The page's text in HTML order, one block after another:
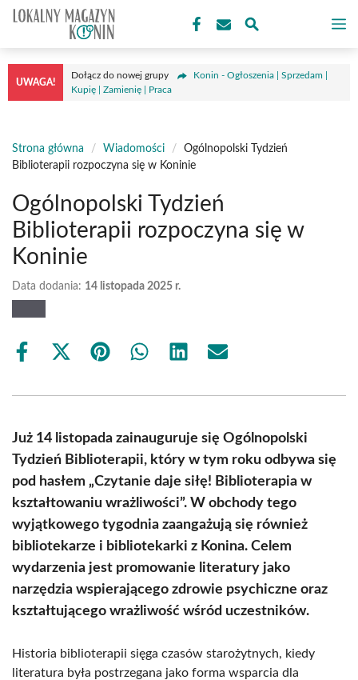
Przejdź
treści
UWAGA!
Dołącz do nowej grupy
Konin - Ogłoszenia | Sprzedam |
Kupię | Zamienię | Praca
Strona główna / Wiadomości /
Ogólnopolski Tydzień
Biblioterapii rozpoczyna się w Koninie
Ogólnopolski Tydzień
Biblioterapii rozpoczyna się w
Koninie
Data dodania: 14 listopada 2025 r.
Share
Share
(Twitter)
Share Share Share Share
Już 14 listopada zainauguruje się Ogólnopolski
Tydzień Biblioterapii, który w tym roku odbywa się
pod hasłem „Czytanie daje siłę! Biblioterapia w
kształtowaniu wrażliwości”. W obchody tego
wyjątkowego tygodnia zaangażują się również
bibliotekarze i bibliotekarki z Konina. Celem
wydarzenia jest promowanie literatury jako
narzędzia wspierającego zdrowie psychiczne oraz
kształtującego wrażliwość wśród uczestników.
Historia biblioterapii sięga czasów starożytnych, kiedy
literatura była postrzegana jako forma wsparcia dla